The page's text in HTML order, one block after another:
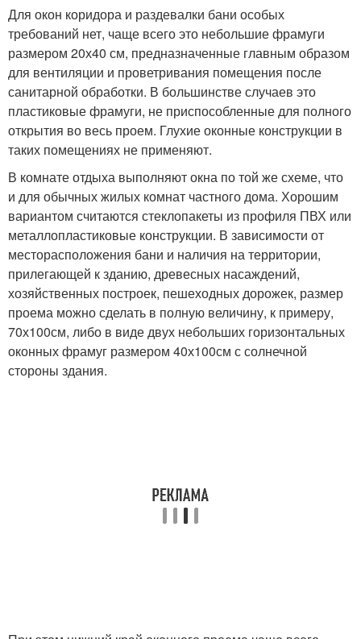
Для окон коридора и раздевалки бани особых
требований нет, чаще всего это небольшие фрамуги
размером 20х40 см, предназначенные главным образом
для вентиляции и проветривания помещения после
санитарной обработки. В большинстве случаев это
пластиковые фрамуги, не приспособленные для полного
открытия во весь проем. Глухие оконные конструкции в
таких помещениях не применяют.
В комнате отдыха выполняют окна по той же схеме, что
и для обычных жилых комнат частного дома. Хорошим
вариантом считаются стеклопакеты из профиля ПВХ или
металлопластиковые конструкции. В зависимости от
месторасположения бани и наличия на территории,
прилегающей к зданию, древесных насаждений,
хозяйственных построек, пешеходных дорожек, размер
проема можно сделать в полную величину, к примеру,
70х100см, либо в виде двух небольших горизонтальных
оконных фрамуг размером 40х100см с солнечной
стороны здания.